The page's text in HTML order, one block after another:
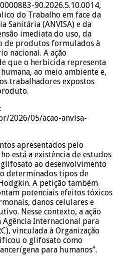
90.2026.5.10.0014,
do Trabalho em face da
Sanitária (ANVISA) e da
imediata do uso, da
de produtos formulados à
nacional. A ação
que o herbicida representa
ao meio ambiente e,
trabalhadores expostos
2026/05/acao-anvisa-
apresentados pelo
está a existência de estudos
ao desenvolvimento
determinados tipos de
A petição também
potenciais efeitos tóxicos
danos celulares e
Nesse contexto, a ação
Internacional para
vinculada à Organização
o glifosato como
para humanos”.